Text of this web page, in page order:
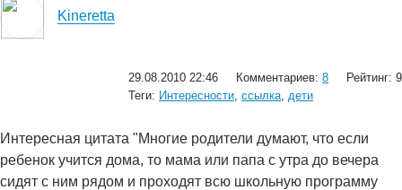
Kineretta
29.08.2010 22:46 Комментариев: 8
Рейтинг: 9
Теги: Интересности, ссылка, дети
Интересная цитата "Многие родители думают, что если
ребенок учится дома, то мама или папа с утра до вечера
сидят с ним рядом и проходят всю школьную программу